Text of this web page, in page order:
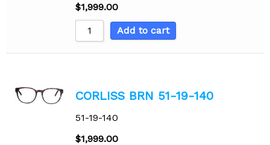
$1,999.00
Add to cart
CORLISS BRN 51-19-140
51-19-140
$1,999.00